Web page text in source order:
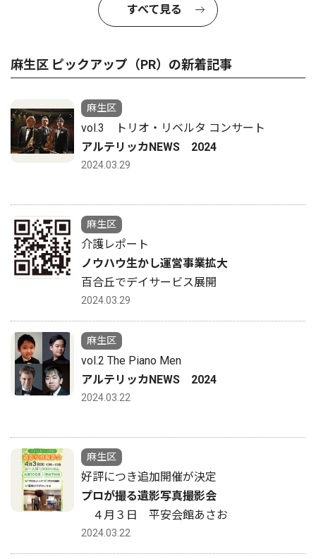
すべて見る
麻生区 ピックアップ（PR）の新着記事
麻生区
vol.3 トリオ・リベルタ コンサート
アルテリッカNEWS 2024
2024.03.29
麻生区
介護レポート
ノウハウ生かし運営事業拡大
百合丘でデイサービス展開
2024.03.29
麻生区
vol.2 The Piano Men
アルテリッカNEWS 2024
2024.03.22
麻生区
好評につき追加開催が決定
プロが撮る遺影写真撮影会
４月３日 平安会館あさお
2024.03.22